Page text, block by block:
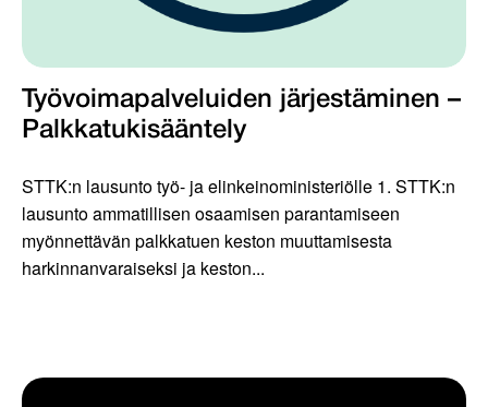
Työvoimapalveluiden järjestäminen –
Palkkatukisääntely
STTK:n lausunto työ- ja elinkeinoministeriölle 1. STTK:n
lausunto ammatillisen osaamisen parantamiseen
myönnettävän palkkatuen keston muuttamisesta
harkinnanvaraiseksi ja keston...